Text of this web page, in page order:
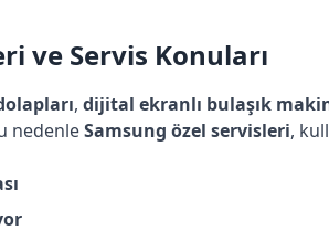
ve Servis Konuları
, dijital ekranlı bulaşık
nedenleSamsung özel servisleri,